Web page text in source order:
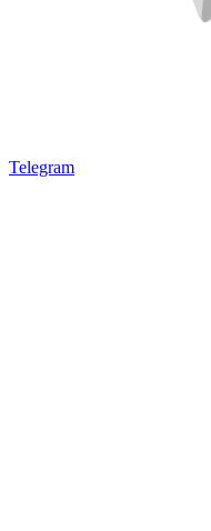
Telegram